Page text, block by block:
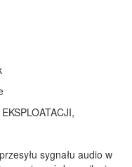
sygnału audio w